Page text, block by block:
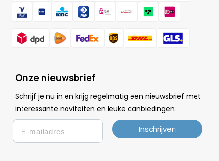
Onze nieuwsbrief
Schrijf je nu in en krijg regelmatig een nieuwsbrief met
interessante noviteiten en leuke aanbiedingen.
Email
Inschrijven